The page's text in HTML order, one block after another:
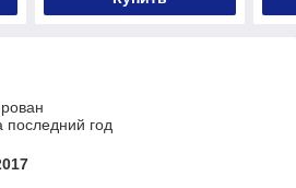
последний год